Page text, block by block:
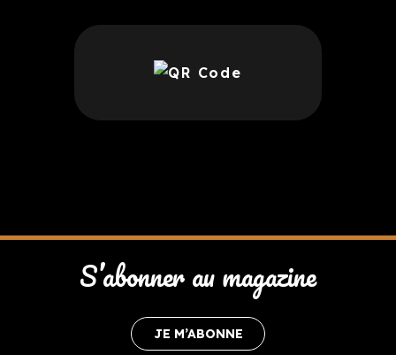
S’abonner au magazine
JE M’ABONNE